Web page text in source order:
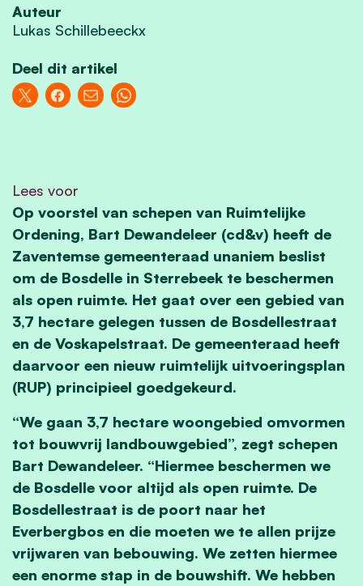
Auteur
Lukas Schillebeeckx
Deel dit artikel
Lees voor
Op voorstel van schepen van Ruimtelijke
Ordening, Bart Dewandeleer (cd&v) heeft de
Zaventemse gemeenteraad unaniem beslist
om de Bosdelle in Sterrebeek te beschermen
als open ruimte. Het gaat over een gebied van
3,7 hectare gelegen tussen de Bosdellestraat
en de Voskapelstraat. De gemeenteraad heeft
daarvoor een nieuw ruimtelijk uitvoeringsplan
(RUP) principieel goedgekeurd.
“We gaan 3,7 hectare woongebied omvormen
tot bouwvrij landbouwgebied”, zegt schepen
Bart Dewandeleer. “Hiermee beschermen we
de Bosdelle voor altijd als open ruimte. De
Bosdellestraat is de poort naar het
Everbergbos en die moeten we te allen prijze
vrijwaren van bebouwing. We zetten hiermee
een enorme stap in de bouwshift. We hebben